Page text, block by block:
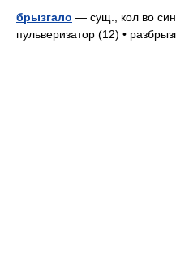
брызгало — сущ., кол во
пульверизатор (12) •